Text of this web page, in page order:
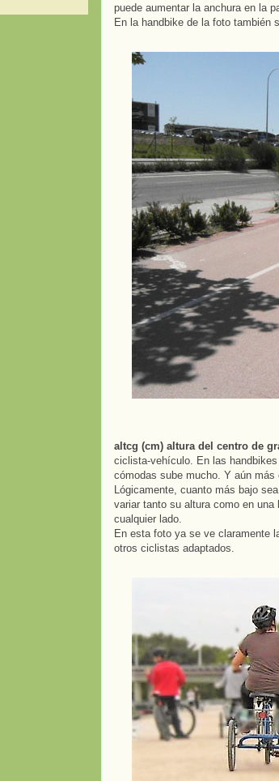
puede aumentar la anchura en la
En la handbike de la foto también
altcg (cm) altura del centro de
ciclista-vehículo. En las
cómodas sube mucho. Y aún
Lógicamente, cuanto más bajo
variar tanto su altura como en
cualquier lado.
En esta foto ya se ve claramente
otros ciclistas adaptados.